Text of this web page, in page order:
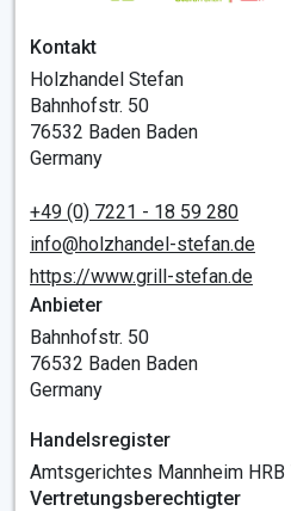
Kontakt
Holzhandel Stefan
Bahnhofstr. 50
76532 Baden Baden
Germany
+49 (0) 7221 - 18 59 280
info@holzhandel-stefan.de
https://www.grill-stefan.de
Anbieter
Bahnhofstr. 50
76532 Baden Baden
Germany
Handelsregister
Amtsgerichtes Mannheim HRB
Vertretungsberechtigter